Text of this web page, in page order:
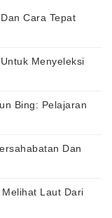
Cara Tepat
Menyeleksi
Bing: Pelajaran
Dan
Laut Dari